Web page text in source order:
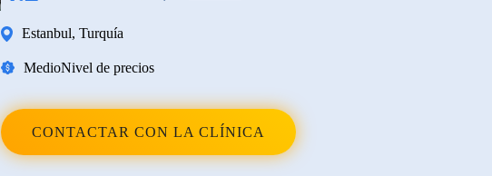
Estanbul, Turquía
MedioNivel de precios
CONTACTAR CON LA CLÍNICA